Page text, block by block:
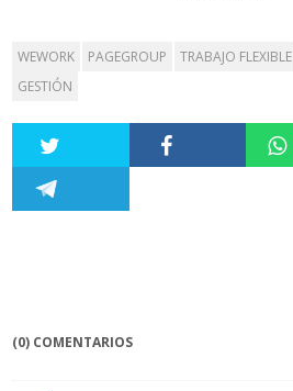
WEWORK PAGEGROUP TRABAJO FLEXIBLE
GESTIÓN
(0) COMENTARIOS